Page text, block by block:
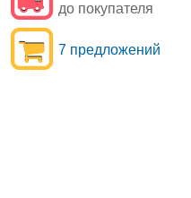
до покупателя
7 предложений